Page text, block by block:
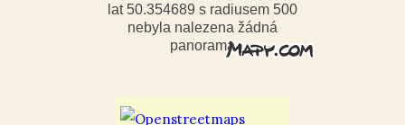
lat 50.354689 s radiusem 500
nebyla nalezena žádná
panorama